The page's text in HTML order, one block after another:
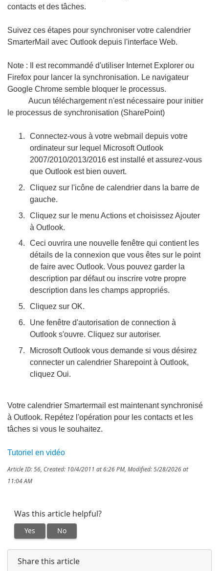
contacts et des tâches.
Suivez ces étapes pour synchroniser votre calendrier
SmarterMail avec Outlook depuis l'interface Web.
Note : Il est recommandé d'utiliser Internet Explorer ou
Firefox pour lancer la synchronisation. Le navigateur
Google Chrome semble bloquer le processus.
Aucun téléchargement n'est nécessaire pour initier
le processus de synchronisation (SharePoint)
Connectez-vous à votre webmail depuis votre
ordinateur sur lequel Microsoft Outlook
2007/2010/2013/2016 est installé et assurez-vous
que Outlook est bien ouvert.
Cliquez sur l'icône de calendrier dans la barre de
gauche.
Cliquez sur le menu Actions et choisissez Ajouter
à Outlook.
Ceci ouvrira une nouvelle fenêtre qui contient les
détails de la connexion que vous êtes sur le point
de faire avec Outlook. Vous pouvez garder la
description par défaut ou inscrire votre propre
description dans les champs appropriés.
Cliquez sur OK.
Une fenêtre d'autorisation de connection à
Outlook s'ouvre. Cliquez sur autoriser.
Microsoft Outlook vous demande si vous désirez
connecter un calendrier Sharepoint à Outlook,
cliquez Oui.
Votre calendrier Smartermail est maintenant synchronisé
à Outlook. Repétez l'opération pour les contacts et les
tâches si vous le souhaitez.
Tutoriel en vidéo
Article ID: 56 Created: 10/4/2011 at 6:26 PM Modified: 5/28/2026 at
11:04 AM
Was this article helpful?
Yes No
Share this article